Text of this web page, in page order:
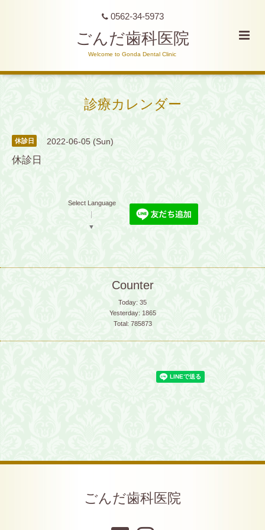
0562-34-5973
ごんだ歯科医院
Welcome to Gonda Dental Clinic
診療カレンダー
休診日 2022-06-05 (Sun)
休診日
Select Language
▼
Counter
Today: 35
Yesterday: 1865
Total: 785873
ごんだ歯科医院